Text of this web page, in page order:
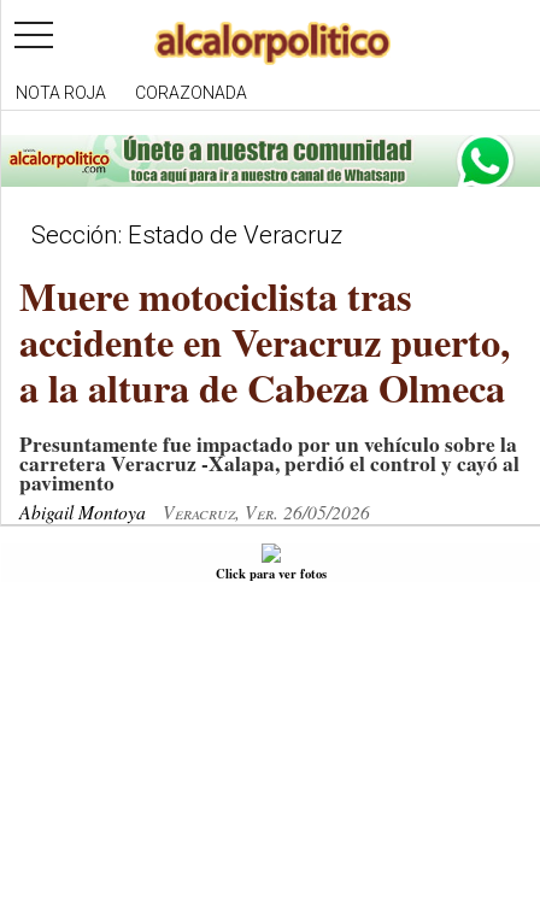
toggle
navigation
NOTA ROJA CORAZONADA
Sección: Estado de Veracruz
Muere motociclista tras
accidente en Veracruz puerto,
a la altura de Cabeza Olmeca
Presuntamente fue impactado por un vehículo sobre la
carretera Veracruz -Xalapa, perdió el control y cayó al
pavimento
Abigail Montoya Veracruz, Ver. 26/05/2026
Click para ver fotos